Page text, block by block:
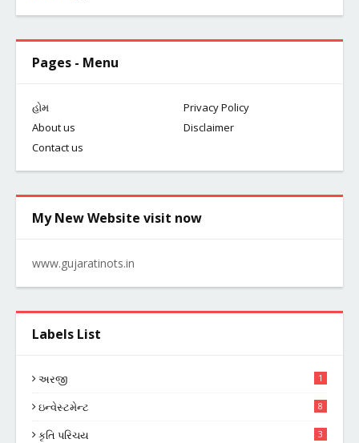
Pages - Menu
હોમ
Privacy Policy
About us
Disclaimer
Contact us
My New Website visit now
www.gujaratinots.in
Labels List
અરજી 1
ઇન્વેસ્ટમેન્ટ 8
કૃતિ પરિચય 3